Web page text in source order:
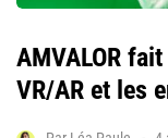
AMVALOR
VR/AR et les